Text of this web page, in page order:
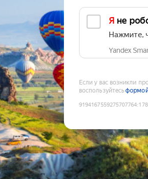
Я не
Нажмите,
Yandex
Если у вас возникли
воспользуйтесьформой
9194167559275707764: